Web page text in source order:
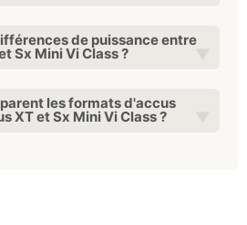
de puissance entre
Sx Mini Vi Class ?
les formats d'accus
XT et Sx Mini Vi Class ?